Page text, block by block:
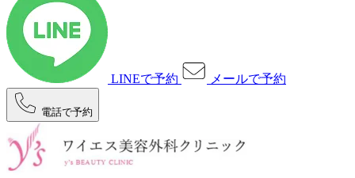
LINEで予約 メールで予約
電話で予約